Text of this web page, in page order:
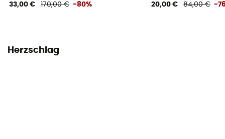
33,00 € 170,00 € -80% 20,00 € 84,00 € -
Herzschlag